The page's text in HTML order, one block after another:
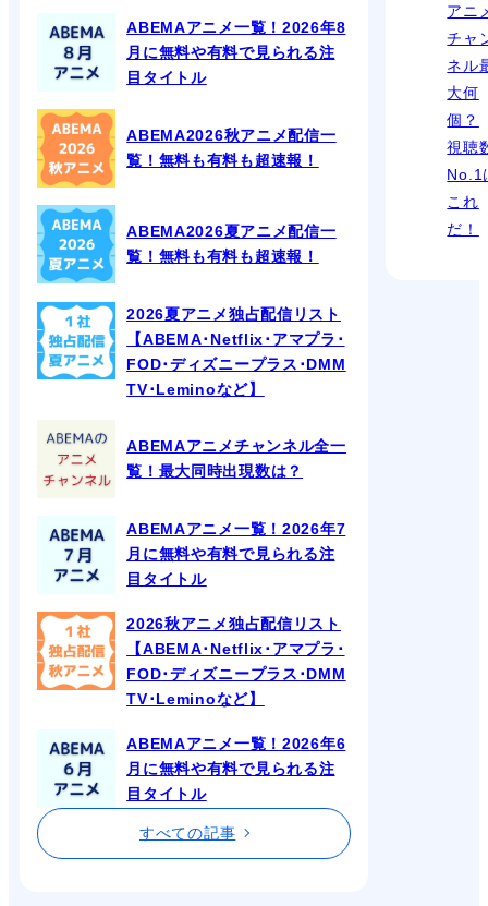
ABEMAアニメ一覧！2026年8
月に無料や有料で見られる注
目タイトル
ABEMA2026秋アニメ配信一
覧！無料も有料も超速報！
ABEMA2026夏アニメ配信一
覧！無料も有料も超速報！
2026夏アニメ独占配信リスト
【ABEMA･Netflix･アマプラ･
FOD･ディズニープラス･DMM
TV･Leminoなど】
ABEMAアニメチャンネル全一
覧！最大同時出現数は？
ABEMAアニメ一覧！2026年7
月に無料や有料で見られる注
目タイトル
2026秋アニメ独占配信リスト
【ABEMA･Netflix･アマプラ･
FOD･ディズニープラス･DMM
TV･Leminoなど】
ABEMAアニメ一覧！2026年6
月に無料や有料で見られる注
目タイトル
すべての記事
アニ
チャ
ネル
大何
個？
視聴
No.1
これ
だ！